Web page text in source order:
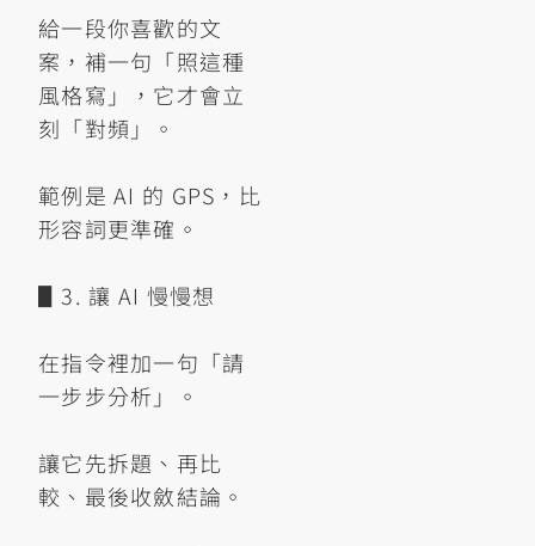
給一段你喜歡的文
案，補一句「照這種
風格寫」，它才會立
刻「對頻」。
範例是 AI 的 GPS，比
形容詞更準確。
▋3. 讓 AI 慢慢想
在指令裡加一句「請
一步步分析」。
讓它先拆題、再比
較、最後收斂結論。